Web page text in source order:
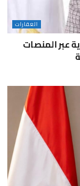
العقارات
عبر المنصات